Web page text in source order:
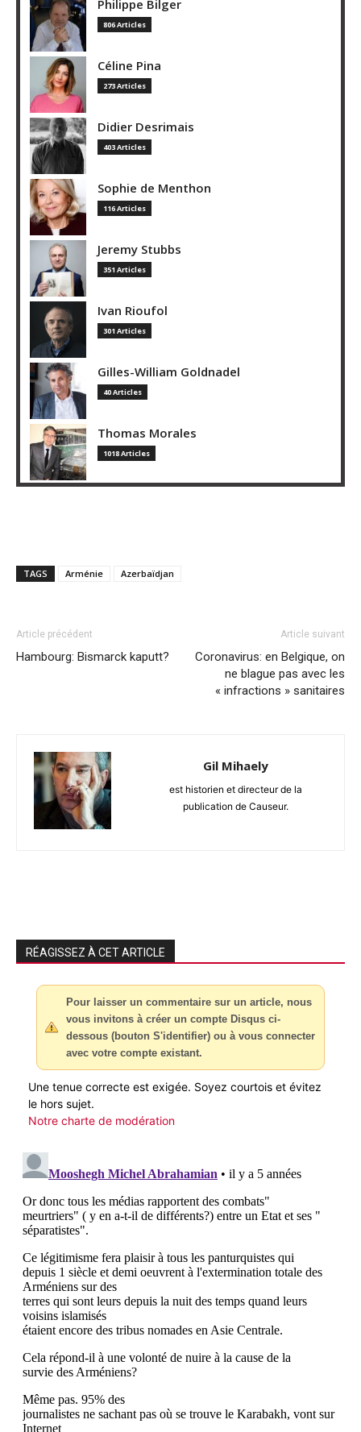
Philippe Bilger
806 Articles
Céline Pina
273 Articles
Didier Desrimais
403 Articles
Sophie de Menthon
116 Articles
Jeremy Stubbs
351 Articles
Ivan Rioufol
301 Articles
Gilles-William Goldnadel
40 Articles
Thomas Morales
1018 Articles
TAGS Arménie Azerbaïdjan
Article précédent
Hambourg: Bismarck kaputt?
Article suivant
Coronavirus: en Belgique, on
ne blague pas avec les
« infractions » sanitaires
Gil Mihaely
est historien et directeur de la
publication de Causeur.
RÉAGISSEZ À CET ARTICLE
Pour laisser un commentaire sur un article, nous
vous invitons à créer un compte Disqus ci-
dessous (bouton S'identifier) ou à vous connecter
avec votre compte existant.
Une tenue correcte est exigée. Soyez courtois et évitez
le hors sujet.
Notre charte de modération